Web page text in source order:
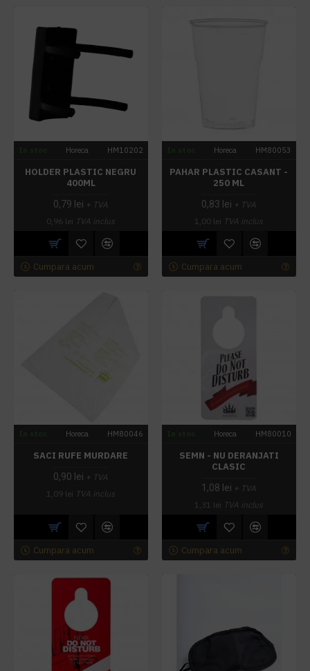
Horeca HM10202
HOLDER PLASTIC NEGRU
400ML
0,79 lei + TVA
0,96 lei TVA inclus
Cumpara acum
Horeca HM80053
PAHAR PLASTIC CASANT -
250 ML
0,83 lei + TVA
1,00 lei TVA inclus
Cumpara acum
Horeca HM80046
SACI RUFE MURDARE
0,90 lei + TVA
1,09 lei TVA inclus
Cumpara acum
Horeca HM80010
SEMN - NU DERANJATI
CLASIC
1,08 lei + TVA
1,31 lei TVA inclus
Cumpara acum